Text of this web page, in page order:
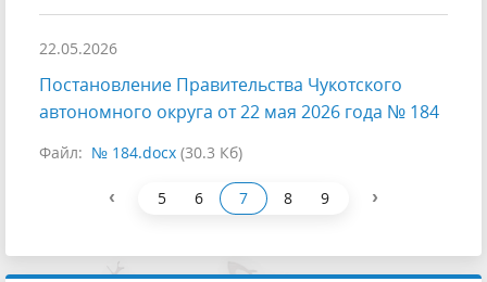
22.05.2026
Постановление Правительства Чукотского
автономного округа от 22 мая 2026 года № 184
Файл: № 184.docx (30.3 Кб)
‹ 5 6 7 8 9 ›